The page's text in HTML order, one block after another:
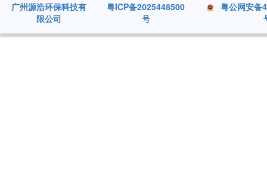
广州源浩环保科技有
限公司
粤ICP备2025448500
号
粤公网安备